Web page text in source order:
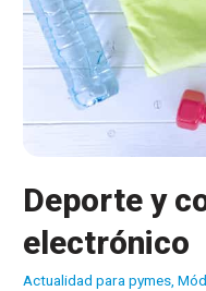
Deporte y
electrónico
Actualidad para pymes ,